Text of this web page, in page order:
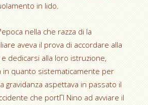
in lido.
nella che razza di la
aveva il prova di accordare alla
dedicarsi alla loro istruzione,
in quanto sistematicamente per
gravidanza aspettava in passato il
che portГІ Nino ad avviare il